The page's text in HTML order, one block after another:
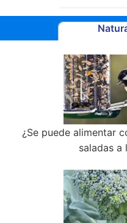
¿Se puede alimentar
saladas a